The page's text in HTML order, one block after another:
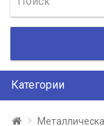
Категории